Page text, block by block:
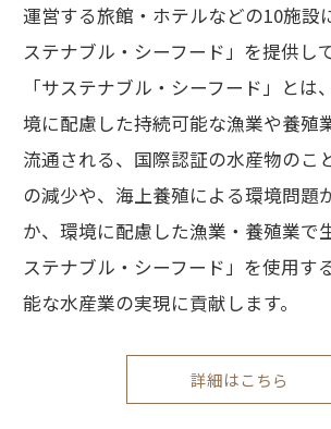
運営する旅館・ホテルなどの10施設
ステナブル・シーフード」を提供し
「サステナブル・シーフード」とは
境に配慮した持続可能な漁業や養殖
流通される、国際認証の水産物のこ
の減少や、海上養殖による環境問題
か、環境に配慮した漁業・養殖業で
ステナブル・シーフード」を使用す
能な水産業の実現に貢献します。
詳細はこちら